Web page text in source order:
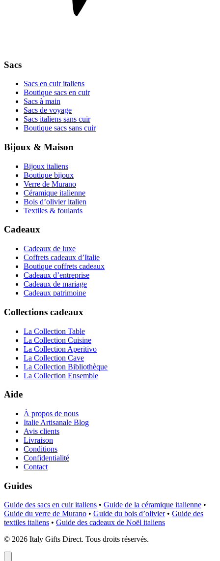
Sacs
Sacs en cuir italiens
Boutique sacs en cuir
Sacs à main
Sacs de voyage
Sacs italiens sans cuir
Boutique sacs sans cuir
Bijoux & Maison
Bijoux italiens
Boutique bijoux
Verre de Murano
Céramique italienne
Bois d’olivier italien
Textiles & foulards
Cadeaux
Cadeaux de luxe
Coffrets cadeaux d’Italie
Boutique coffrets cadeaux
Cadeaux d’entreprise
Cadeaux de mariage
Cadeaux patrimoine
Collections cadeaux
La Collection Table
La Collection Cuisine
La Collection Aperitivo
La Collection Cave
La Collection Bibliothèque
La Collection Ensemble
Aide
À propos de nous
Italie Artisanale Blog
Avis clients
Livraison
Conditions
Confidentialité
Contact
Guides
Guide des sacs en cuir italiens • Guide de la céramique italienne •
Guide du verre de Murano • Guide du bois d’olivier • Guide des
textiles italiens • Guide des cadeaux de Noël italiens
© 2026 Italy Gifts Direct. Tous droits réservés.